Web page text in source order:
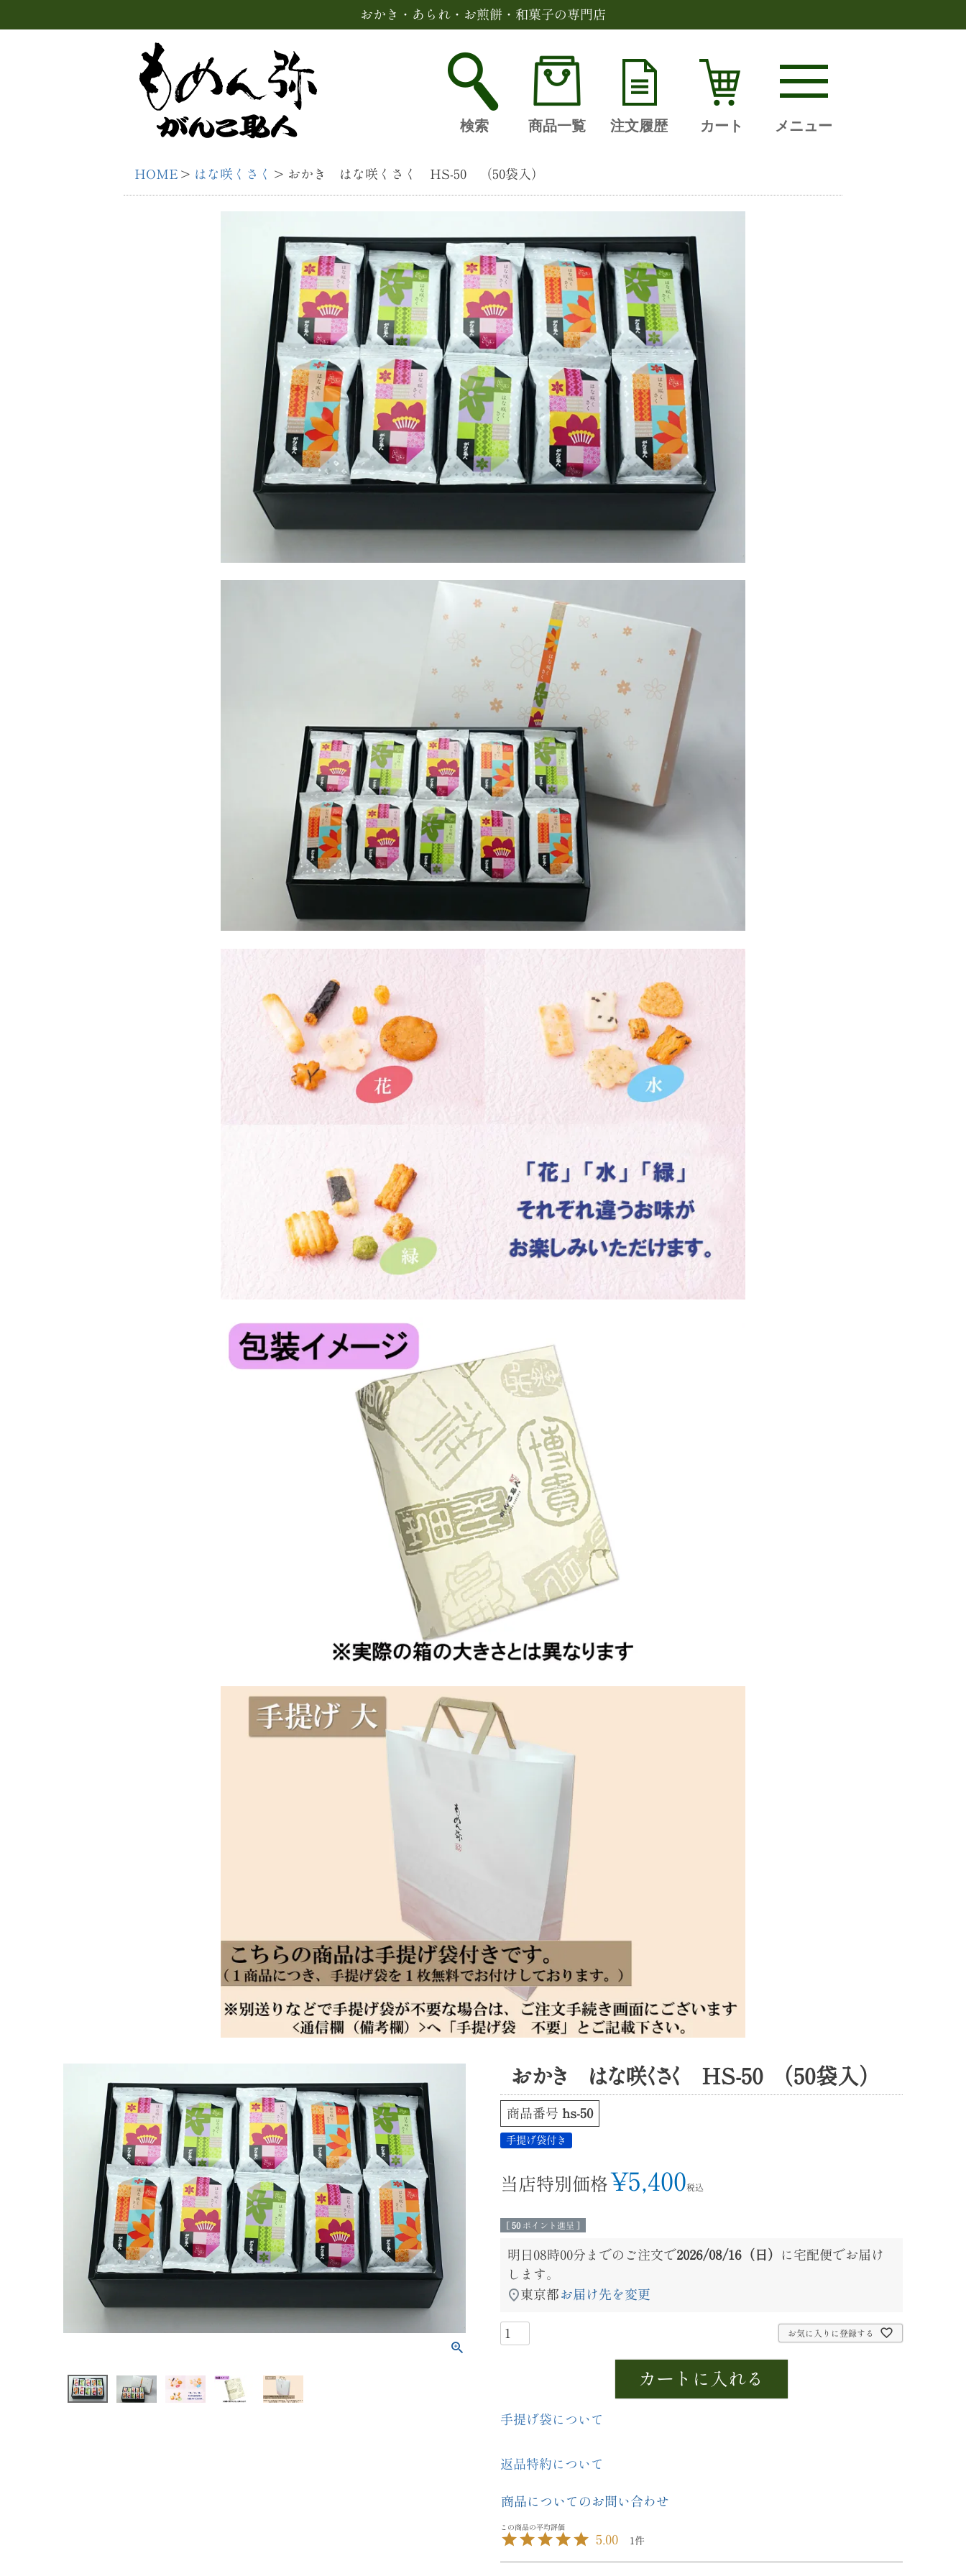
おかき・あられ・お煎餅・和菓子の専門店
検索 商品一覧 注文履歴 カート メニュー
HOME はな咲くさく おかき はな咲くさく HS-50 （50袋入）
おかき はな咲くさく HS-50 （50袋入）
商品番号 hs-50
手提げ袋付き
当店特別価格 ¥5,400税込
[ 50 ポイント進呈 ]
明日08時00分 までのご注文で2026/08/16（日） に 宅配便でお届け
します。
東京都 お届け先を変更
お気に入りに登録する
カートに入れる
手提げ袋について
返品特約について
商品についてのお問い合わせ
5.00 1